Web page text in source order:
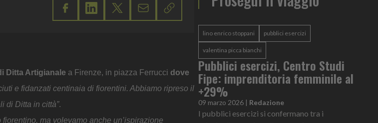
Ditta Artigianale a Firenze, in piazza Ferrucci dove
e fidanzati centinaia di fiorentini. Abbiamo ripreso il
di Ditta in città”.
fiorentino, ma volevamo anche un’ispirazione
lino enrico stoppani pubblici esercizi
valentina picca bianchi
Pubblici esercizi, Centro Studi
Fipe: imprenditoria femminile al
+29%
09 marzo 2026 | Redazione
I pubblici esercizi si confermano tra i